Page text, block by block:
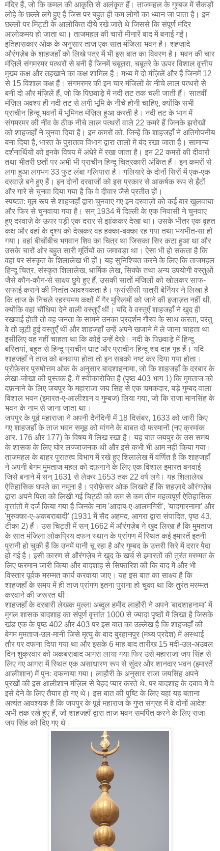
मंदिर हैं, जो कि कमल की आकृति से अलंकृत हैं। ताजमहल के गुम्बज में सैकड़ों
लोहे के छल्ले लगे हुए हैं जिस पर बहुत ही कम लोगों का ध्यान जा पाता है। इन
छल्लों पर मिट्टी के आलोकित दीये रखे जाते थे जिससे कि संपूर्ण मंदिर
आलोकमय हो जाता था। ताजमहल की चारों मीनारें बाद में बनाई गईं।
इतिहासकार ओक के अनुसार ताज एक सात मंजिला भवन है। शहज़ादे
औरंगज़ेब के शाहजहाँ को लिखे पत्र में भी इस बात का विवरण है। भवन की चार
मंज़िलें संगमरमर पत्थरों से बनी हैं जिनमें चबूतरा, चबूतरे के ऊपर विशाल वृत्तीय
मुख्य कक्ष और तहखाने का कक्ष शामिल है। मध्य में दो मंज़िलें और हैं जिनमें 12
से 15 विशाल कक्ष हैं। संगमरमर की इन चार मंजिलों के नीचे लाल पत्थरों से
बनी दो और मंज़िलें हैं, जो कि पिछवाड़े में नदी तट तक चली जाती हैं। सातवीं
मंज़िल अवश्य ही नदी तट से लगी भूमि के नीचे होनी चाहिए, क्योंकि सभी
प्राचीन हिन्दू भवनों में भूमिगत मंज़िल हुआ करती है। नदी तट के भाग में
संगमरमर की नींव के ठीक नीचे लाल पत्थरों वाले 22 कमरे हैं जिनके झरोखों
को शाहजहाँ ने चुनवा दिया है। इन कमरों को, जिन्हें कि शाहजहाँ ने अतिगोपनीय
बना दिया है, भारत के पुरातत्व विभाग द्वारा तालों में बंद रखा जाता है। सामान्य
दर्शनार्थियों को इनके विषय में अंधेरे में रखा जाता है। इन 22 कमरों की दीवारों
तथा भीतरी छतों पर अभी भी प्राचीन हिन्दू चित्रकारी अंकित हैं। इन कमरों से
लगा हुआ लगभग 33 फुट लंबा गलियारा है। गलियारे के दोनों सिरों में एक-एक
दरवाज़े बने हुए हैं। इन दोनों दरवाजों को इस प्रकार से आकर्षक रूप से ईंटों
और गारे से चुनवा दिया गया है कि वे दीवार जैसे प्रतीत हों।
स्पष्टत: मूल रूप से शाहजहाँ द्वारा चुनवाए गए इन दरवाज़ों को कई बार खुलवाया
और फिर से चुनवाया गया है। सन् 1934 में दिल्ली के एक निवासी ने चुनवाए
हुए दरवाज़े के ऊपर पड़ी एक दरार से झांककर देखा था। उसके भीतर एक वृहत
कक्ष और वहां के दृश्य को देखकर वह हक्का-बक्का रह गया तथा भयभीत-सा हो
गया। वहां बीचोंबीच भगवान शिव का चित्र था जिसका सिर कटा हुआ था और
उसके चारों ओर बहुत सारी मूर्तियों का जमावड़ा था। ऐसा भी हो सकता है कि
वहां पर संस्कृत के शिलालेख भी हों। यह सुनिश्चित करने के लिए कि ताजमहल
हिन्दू चित्र, संस्कृत शिलालेख, धार्मिक लेख, सिक्के तथा अन्य उपयोगी वस्तुओं
जैसे कौन-कौन-से साक्ष्य छुपे हुए हैं, उसकी सातों मंजिलों को खोलकर साफ-
सफाई कराने की नितांत आवश्यकता है। फ्रांसीसी यात्री बेर्नियर ने लिखा है
कि ताज के निचले रहस्यमय कक्षों में गैर मुस्लिमों को जाने की इजाज़त नहीं थी,
क्योंकि वहां चौंधिया देने वाली वस्तुएँ थीं। यदि वे वस्तुएँ शाहजहाँ ने खुद ही
रखवाई होती तो वह जनता के सामने उनका प्रदर्शन गौरव के साथ करता, परंतु
वे तो लूटी हुई वस्तुएँ थीं और शाहजहाँ उन्हें अपने खजाने में ले जाना चाहता था
इसीलिए वह नहीं चाहता था कि कोई उन्हें देखे। नदी के पिछवाड़े में हिन्दू
बस्तियां, बहुत से हिन्दू प्राचीन घाट और प्राचीन हिन्दू शव दाह गृह हैं। यदि
शाहजहाँ ने ताज को बनवाया होता तो इन सबको नष्ट कर दिया गया होता।
प्रोफ़ेसर पुरुषोत्तम ओक के अनुसार बादशाहनामा, जो कि शाहजहाँ के दरबार के
लेखा-जोखा की पुस्तक है, में स्वीकारोक्ति है (पृष्ठ 403 भाग 1) कि मुमताज को
दफ़नाने के लिए जयपुर के महाराजा जय सिंह से एक चमकदार, बड़े गुम्बद वाला
विशाल भवन (इमारत-ए-आलीशान व गुम्बज) लिया गया, जो कि राजा मानसिंह के
भवन के नाम से जाना जाता था।
जयपुर के पूर्व महाराजा ने अपनी दैनंदिनी में 18 दिसंबर, 1633 को जारी किए
गए शाहजहाँ के ताज भवन समूह को मांगने के बाबत दो फरमानों (नए क्रमांक
आर. 176 और 177) के विषय में लिख रखा है। यह बात जयपुर के उस समय
के शासक के लिए घोर लज्जाजनक थी और इसे कभी भी आम नहीं किया गया।
ताजमहल के बाहर पुरातत्व विभाग में रखे हुए शिलालेख में वर्णित है कि शाहजहाँ
ने अपनी बेगम मुमताज महल को दफ़नाने के लिए एक विशाल इमारत बनवाई
जिसे बनाने में सन् 1631 से लेकर 1653 तक 22 वर्ष लगे। यह शिलालेख
ऐतिहासिक घपले का नमूना है। प्रोफ़ेसर ओक लिखते हैं कि शहज़ादे औरंगज़ेब
द्वारा अपने पिता को लिखी गई चिट्ठी को कम से कम तीन महत्वपूर्ण ऐतिहासिक
वृत्तांतों में दर्ज किया गया है जिनके नाम 'आदाब-ए-आलमगिरी', 'यादगारनामा' और
'मुरुक्का-ए-अकबराबादी' (1931 में सैद अहमद, आगरा द्वारा संपादित, पृष्ठ 43,
टीका 2) हैं। उस चिट्ठी में सन् 1662 में औरंगज़ेब ने खुद लिखा है कि मुमताज
के सात मंजिला लोकप्रिय दफन स्थान के प्रांगण में स्थित कई इमारतें इतनी
पुरानी हो चुकी हैं कि उनमें पानी चू रहा है और गुम्बद के उत्तरी सिरे में दरार पैदा
हो गई है। इसी कारण से औरंगज़ेब ने खुद के खर्च से इमारतों की तुरंत मरम्मत के
लिए फरमान जारी किया और बादशाह से सिफारिश की कि बाद में और भी
विस्तार पूर्वक मरम्मत कार्य करवाया जाए। यह इस बात का साक्ष्य है कि
शाहजहाँ के समय में ही ताज प्रांगण इतना पुराना हो चुका था कि तुरंत मरम्मत
करवाने की जरूरत थी।
शाहजहाँ के दरबारी लेखक मुल्ला अब्दुल हमीद लाहौरी ने अपने 'बादशाहनामा' में
मुगल शासक बादशाह का संपूर्ण वृत्तांत 1000 से ज्यादा पृष्ठों में लिखा है जिसके
खंड एक के पृष्ठ 402 और 403 पर इस बात का उल्लेख है कि शाहजहाँ की
बेगम मुमताज-उल-मानी जिसे मृत्यु के बाद बुरहानपुर (मध्य प्रदेश) में अस्थाई
तौर पर दफना दिया गया था और इसके 6 माह बाद तारीख 15 मदी-उल-अउवल
दिन शुक्रवार को अकबराबाद आगरा लाया गया फिर उसे महाराजा जय सिंह से
लिए गए आगरा में स्थित एक असाधारण रूप से सुंदर और शानदार भवन (इमारतें
आलीशान) में पुनः दफनाया गया। लाहौरी के अनुसार राजा जयसिंह अपने
पुरखों की इस आलीशान मंज़िल से बेहद प्यार करते थे, पर बादशाह के दबाव में वे
इसे देने के लिए तैयार हो गए थे। इस बात की पुष्टि के लिए यहां यह बताना
अत्यंत आवश्यक है कि जयपुर के पूर्व महाराज के गुप्त संग्रह में वे दोनों आदेश
अभी तक रखे हुए हैं, जो शाहजहाँ द्वारा ताज भवन समर्पित करने के लिए राजा
जय सिंह को दिए गए थे।